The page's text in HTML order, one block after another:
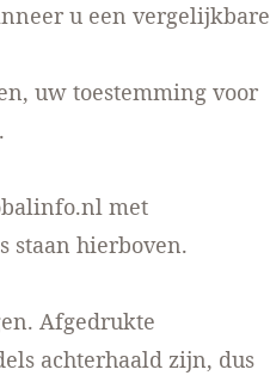
u een vergelijkbare
uw toestemming voor
met
staan hierboven.
Afgedrukte
achterhaald zijn, dus